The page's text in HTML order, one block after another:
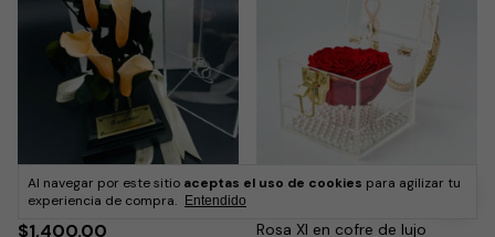
Al navegar por este sitio aceptas el uso de cookies para agilizar tu
experiencia de compra.
Entendido
Alcatraces
$1,400.00 Rosa Xl en cofre de lujo